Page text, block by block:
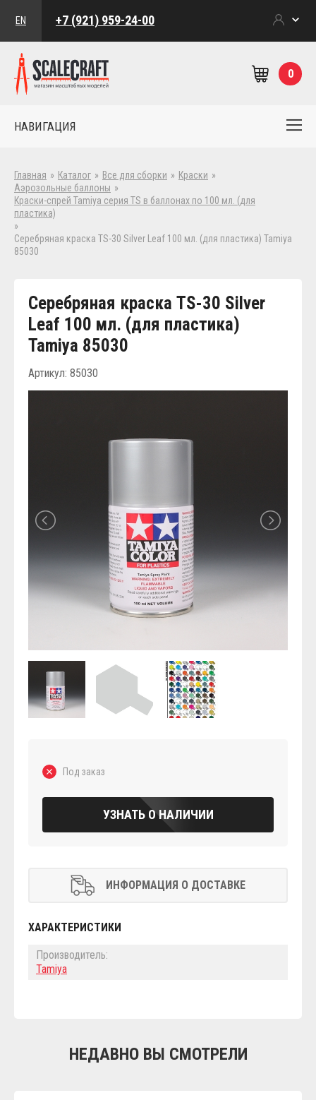
EN +7 (921) 959-24-00
0
НАВИГАЦИЯ
Главная » Каталог » Все для сборки » Краски »
Аэрозольные баллоны »
Краски-спрей Tamiya серия TS в баллонах по 100 мл. (для
пластика)
»
Серебряная краска TS-30 Silver Leaf 100 мл. (для пластика) Tamiya
85030
Серебряная краска TS-30 Silver
Leaf 100 мл. (для пластика)
Tamiya 85030
Артикул: 85030
Под заказ
УЗНАТЬ О НАЛИЧИИ
ИНФОРМАЦИЯ О ДОСТАВКЕ
ХАРАКТЕРИСТИКИ
Производитель:
Tamiya
НЕДАВНО ВЫ СМОТРЕЛИ